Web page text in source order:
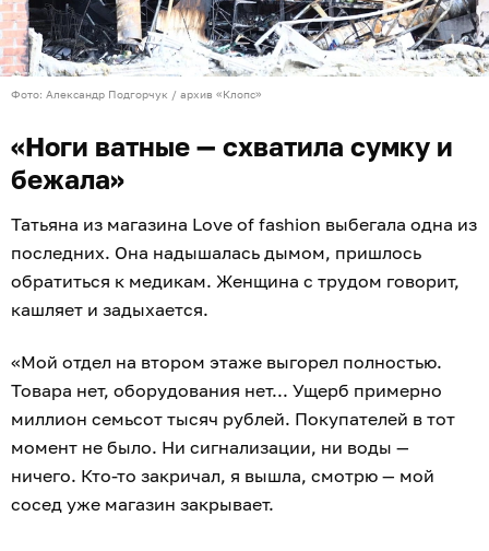
Фото: Александр Подгорчук / архив «Клопс»
«Ноги ватные — схватила сумку и
бежала»
Татьяна из магазина Love of fashion выбегала одна из
последних. Она надышалась дымом, пришлось
обратиться к медикам. Женщина с трудом говорит,
кашляет и задыхается.
«Мой отдел на втором этаже выгорел полностью.
Товара нет, оборудования нет... Ущерб примерно
миллион семьсот тысяч рублей. Покупателей в тот
момент не было. Ни сигнализации, ни воды —
ничего. Кто-то закричал, я вышла, смотрю — мой
сосед уже магазин закрывает.